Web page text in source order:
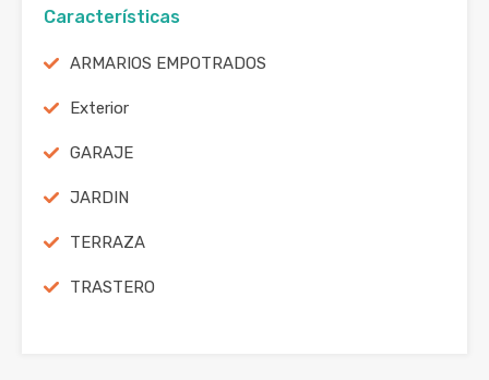
Características
ARMARIOS EMPOTRADOS
Exterior
GARAJE
JARDIN
TERRAZA
TRASTERO